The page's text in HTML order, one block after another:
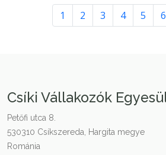
1 2 3 4 5 6
Csíki Vállakozók
Petőfi utca 8.
530310 Csíkszereda, Hargita megye
Románia